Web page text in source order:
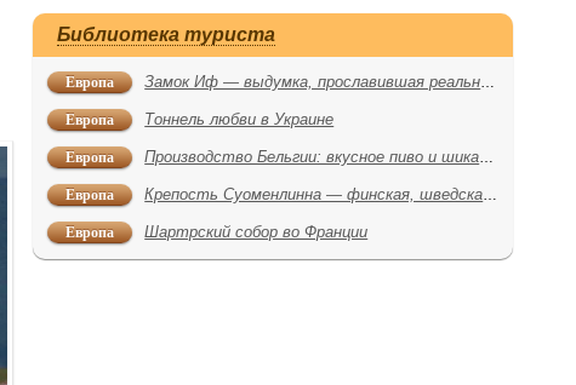
Библиотека туриста
Европа Замок Иф ― выдумка, прославившая реальность
Европа Тоннель любви в Украине
Европа Производство Бельгии: вкусное пиво и шикарные авто
Европа Крепость Суоменлинна — финская, шведская, русская?
Европа Шартрский собор во Франции